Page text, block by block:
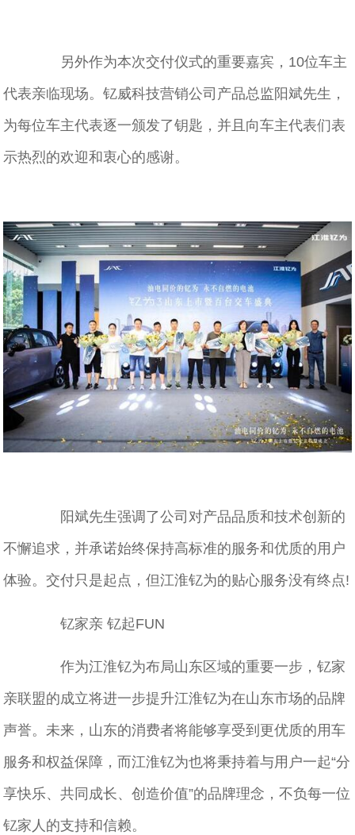
另外作为本次交付仪式的重要嘉宾，10位车主
代表亲临现场。钇威科技营销公司产品总监阳斌先生，
为每位车主代表逐一颁发了钥匙，并且向车主代表们表
示热烈的欢迎和衷心的感谢。
阳斌先生强调了公司对产品品质和技术创新的
不懈追求，并承诺始终保持高标准的服务和优质的用户
体验。交付只是起点，但江淮钇为的贴心服务没有终点!
钇家亲 钇起FUN
作为江淮钇为布局山东区域的重要一步，钇家
亲联盟的成立将进一步提升江淮钇为在山东市场的品牌
声誉。未来，山东的消费者将能够享受到更优质的用车
服务和权益保障，而江淮钇为也将秉持着与用户一起“分
享快乐、共同成长、创造价值”的品牌理念，不负每一位
钇家人的支持和信赖。